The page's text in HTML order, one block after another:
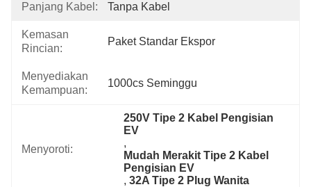
Panjang Kabel: Tanpa Kabel
Kemasan
Rincian:
Paket Standar Ekspor
Menyediakan
Kemampuan:
1000cs Seminggu
Menyoroti:
250V Tipe 2 Kabel Pengisian
EV
,
Mudah Merakit Tipe 2 Kabel
Pengisian EV
, 32A Tipe 2 Plug Wanita